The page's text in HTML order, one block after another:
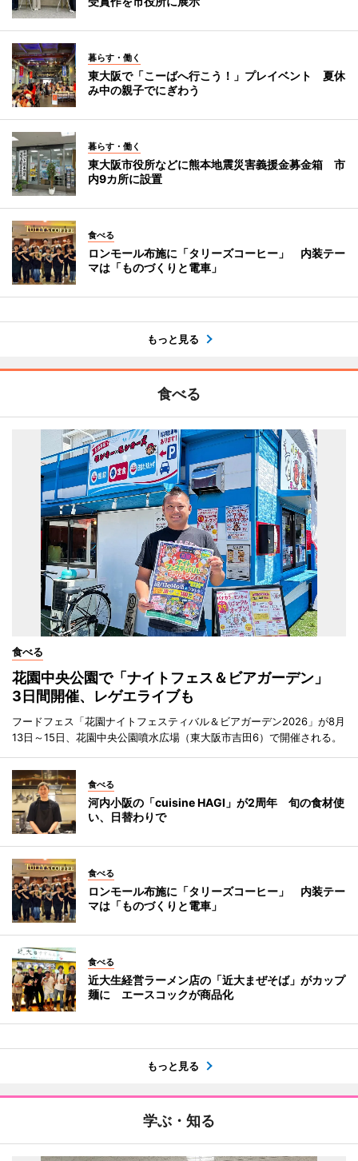
暮らす・働く
東大阪で「こーばへ行こう！」プレイベント 夏休
み中の親子でにぎわう
暮らす・働く
東大阪市役所などに熊本地震災害義援金募金箱 市
内9カ所に設置
食べる
ロンモール布施に「タリーズコーヒー」 内装テー
マは「ものづくりと電車」
もっと見る
食べる
食べる
花園中央公園で「ナイトフェス＆ビアガーデン」
3日間開催、レゲエライブも
フードフェス「花園ナイトフェスティバル＆ビアガーデン2026」が8月
13日～15日、花園中央公園噴水広場（東大阪市吉田6）で開催される。
食べる
河内小阪の「cuisine HAGI」が2周年 旬の食材使
い、日替わりで
食べる
ロンモール布施に「タリーズコーヒー」 内装テー
マは「ものづくりと電車」
食べる
近大生経営ラーメン店の「近大まぜそば」がカップ
麺に エースコックが商品化
もっと見る
学ぶ・知る